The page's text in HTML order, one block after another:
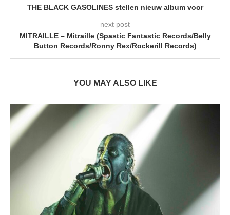
THE BLACK GASOLINES stellen nieuw album voor
next post
MITRAILLE – Mitraille (Spastic Fantastic Records/Belly
Button Records/Ronny Rex/Rockerill Records)
YOU MAY ALSO LIKE